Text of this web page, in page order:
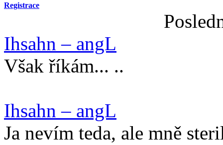
Registrace
Ihsahn – angL
Však říkám... ..
Ihsahn – angL
Ja nevím teda, ale mně